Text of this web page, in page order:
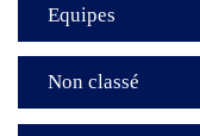
Equipes
Non classé